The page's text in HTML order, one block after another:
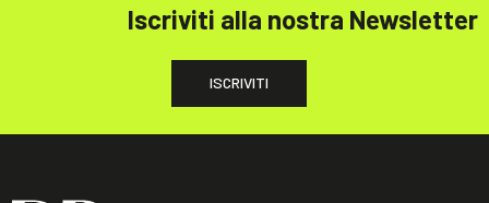
Iscriviti alla nostra Newsletter
ISCRIVITI